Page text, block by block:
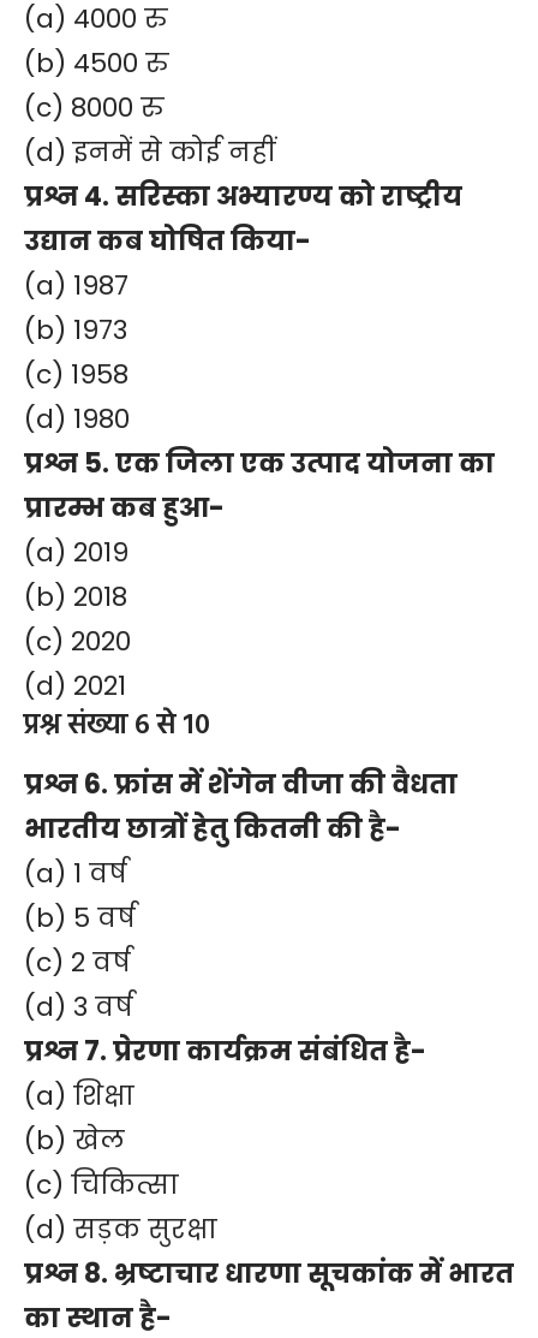
(a) 4000 रु
(b) 4500 रु
(c) 8000 रु
(d) इनमें से कोई नहीं
प्रश्न 4. सरिस्का अभ्यारण्य को राष्ट्रीय
उद्यान कब घोषित किया-
(a) 1987
(b) 1973
(c) 1958
(d) 1980
प्रश्न 5. एक जिला एक उत्पाद योजना का
प्रारम्भ कब हुआ-
(a) 2019
(b) 2018
(c) 2020
(d) 2021
प्रश्न संख्या 6 से 10
प्रश्न 6. फ्रांस में शेंगेन वीजा की वैधता
भारतीय छात्रों हेतु कितनी की है-
(a) 1 वर्ष
(b) 5 वर्ष
(c) 2 वर्ष
(d) 3 वर्ष
प्रश्न 7. प्रेरणा कार्यक्रम संबंधित है-
(a) शिक्षा
(b) खेल
(c) चिकित्सा
(d) सड़क सुरक्षा
प्रश्न 8. भ्रष्टाचार धारणा सूचकांक में भारत
का स्थान है-